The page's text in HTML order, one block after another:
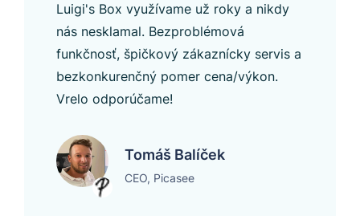
Luigi's Box využívame už roky a nikdy
nás nesklamal. Bezproblémová
funkčnosť, špičkový zákaznícky servis a
bezkonkurenčný pomer cena/výkon.
Vrelo odporúčame!
Tomáš Balíček
CEO, Picasee